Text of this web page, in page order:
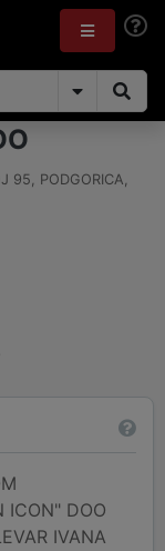
95, PODGORICA,
ICON" DOO
IVANA